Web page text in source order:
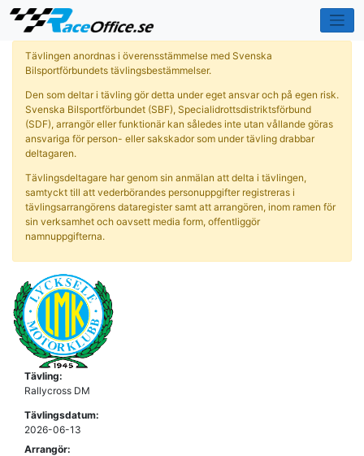
Tävlingen anordnas i överensstämmelse med Svenska
Bilsportförbundets tävlingsbestämmelser.
Den som deltar i tävling gör detta under eget ansvar och på egen risk.
Svenska Bilsportförbundet (SBF), Specialidrottsdistriktsförbund
(SDF), arrangör eller funktionär kan således inte utan vållande göras
ansvariga för person- eller sakskador som under tävling drabbar
deltagaren.
Tävlingsdeltagare har genom sin anmälan att delta i tävlingen,
samtyckt till att vederbörandes personuppgifter registreras i
tävlingsarrangörens dataregister samt att arrangören, inom ramen för
sin verksamhet och oavsett media form, offentliggör
namnuppgifterna.
Tävling:
Rallycross DM
Tävlingsdatum:
2026-06-13
Arrangör: